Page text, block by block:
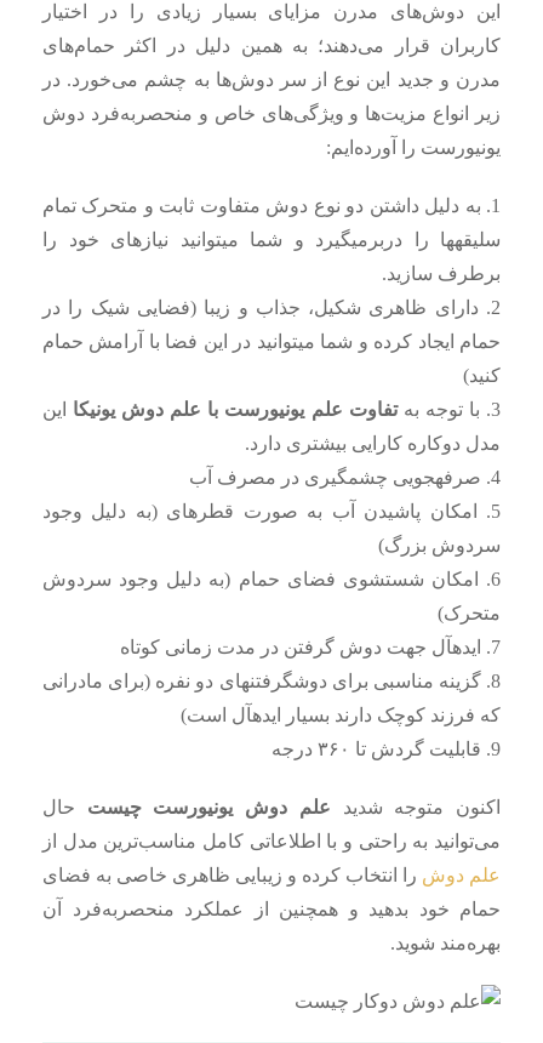
این دوش‌های مدرن مزایای بسیار زیادی را در اختیار
کاربران قرار می‌دهند؛ به همین دلیل در اکثر حمام‌های
مدرن و جدید این نوع از سر دوش‌ها به چشم می‌خورد. در
زیر انواع مزیت‌ها و ویژگی‌های خاص و منحصربه‌فرد دوش
یونیورست را آورده‌ایم:
1. به دلیل داشتن دو نوع دوش متفاوت ثابت و متحرک تمام
سلیقهها را دربرمیگیرد و شما میتوانید نیازهای خود را
برطرف سازید.
2. دارای ظاهری شکیل، جذاب و زیبا (فضایی شیک را در
حمام ایجاد کرده و شما میتوانید در این فضا با آرامش حمام
کنید)
3. با توجه به
تفاوت علم یونیورست با علم دوش یونیکا این
مدل دوکاره کارایی بیشتری دارد.
4. صرفهجویی چشمگیری در مصرف آب
5. امکان پاشیدن آب به صورت قطرهای (به دلیل وجود
سردوش بزرگ)
6. امکان شستشوی فضای حمام (به دلیل وجود سردوش
متحرک)
7. ایدهآل جهت دوش گرفتن در مدت زمانی کوتاه
8. گزینه مناسبی برای دوشگرفتنهای دو نفره (برای مادرانی
که فرزند کوچک دارند بسیار ایدهآل است)
9. قابلیت گردش تا ۳۶۰ درجه
اکنون متوجه شدید علم دوش یونیورست چیست حال
می‌توانید به راحتی و با اطلاعاتی کامل مناسب‌ترین مدل از
علم دوش را انتخاب کرده و زیبایی ظاهری خاصی به فضای
حمام خود بدهید و همچنین از عملکرد منحصربه‌فرد آن
بهره‌مند شوید.